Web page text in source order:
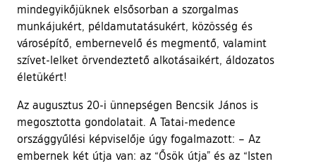
mindegyikőjüknek elsősorban a szorgalmas
munkájukért, példamutatásukért, közösség és
városépítő, embernevelő és megmentő, valamint
szívet-lelket örvendeztető alkotásaikért, áldozatos
életükért!
Az augusztus 20-i ünnepségen Bencsik János is
megosztotta gondolatait. A Tatai-medence
országgyűlési képviselője úgy fogalmazott: – Az
embernek két útja van: az “Ősök útja” és az “Isten